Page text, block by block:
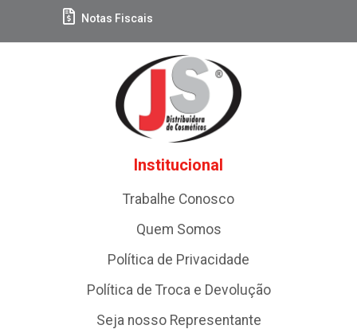
Notas Fiscais
Institucional
Trabalhe Conosco
Quem Somos
Política de Privacidade
Política de Troca e Devolução
Seja nosso Representante